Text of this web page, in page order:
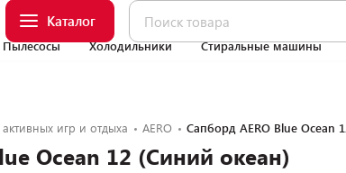
Каталог
Пылесосы Холодильники Стиральные машины
игр и отдыха AERO Сапборд AERO Blue Ocean
Ocean 12 (Синий океан)